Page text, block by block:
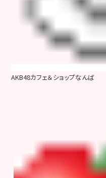
AKB48カフェ＆ショップなんば